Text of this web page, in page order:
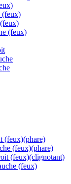
(feux)
(feux)
(feux)(phare)
(feux)(phare)
(feux)(clignotant)
(feux)